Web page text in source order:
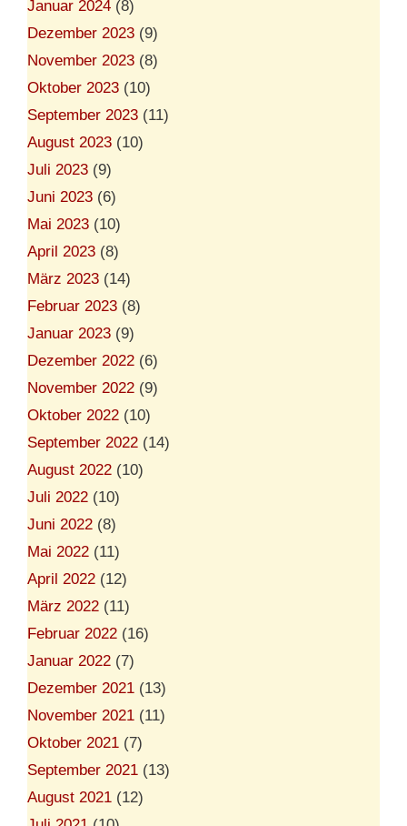
Januar 2024 (8)
Dezember 2023 (9)
November 2023 (8)
Oktober 2023 (10)
September 2023 (11)
August 2023 (10)
Juli 2023 (9)
Juni 2023 (6)
Mai 2023 (10)
April 2023 (8)
März 2023 (14)
Februar 2023 (8)
Januar 2023 (9)
Dezember 2022 (6)
November 2022 (9)
Oktober 2022 (10)
September 2022 (14)
August 2022 (10)
Juli 2022 (10)
Juni 2022 (8)
Mai 2022 (11)
April 2022 (12)
März 2022 (11)
Februar 2022 (16)
Januar 2022 (7)
Dezember 2021 (13)
November 2021 (11)
Oktober 2021 (7)
September 2021 (13)
August 2021 (12)